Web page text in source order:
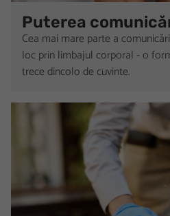
Puterea
Cea mai mare parte a
loc prin limbajul corporal - o
trece dincolo de cuvinte.